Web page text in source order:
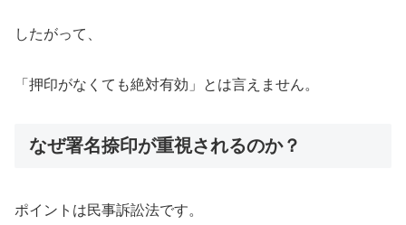
したがって、
「押印がなくても絶対有効」とは言えません。
なぜ署名捺印が重視されるのか？
ポイントは民事訴訟法です。